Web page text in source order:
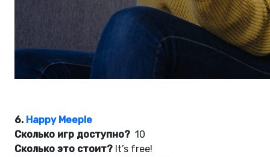
6. Happy Meeple
Сколько игр доступно? 10
Сколько это стоит? It’s free!